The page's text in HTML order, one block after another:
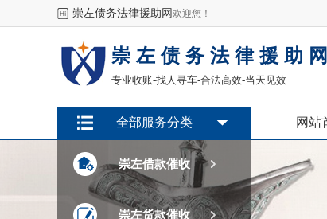
崇左债务法律援助网 欢迎您！
崇左债务法律援助网
专业收账-找人寻车-合法高效-当天见效
网站
全部服务分类
崇左借款催收 
崇左货款催收